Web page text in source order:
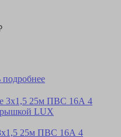
подробнее
25м ПВС 16А 4